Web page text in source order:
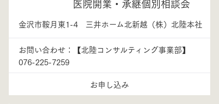
医院開業・承継個別相談会
金沢市鞍月東1-4 三井ホーム北新越（株）北陸本社
お問い合わせ：【北陸コンサルティング事業部】
076-225-7259
お申し込み